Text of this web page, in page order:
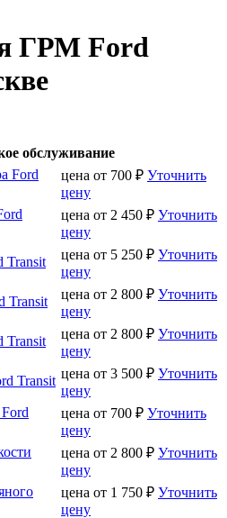
ГРМ Ford
обслуживание
Ford
цена от 700 ₽ Уточнить
цену
цена от 2 450 ₽ Уточнить
цену
Transit
цена от 5 250 ₽ Уточнить
цену
Transit
цена от 2 800 ₽ Уточнить
цену
Transit
цена от 2 800 ₽ Уточнить
цену
Transit цена от 3 500 ₽ Уточнить
цену
цена от 700 ₽ Уточнить
цену
цена от 2 800 ₽ Уточнить
цену
цена от 1 750 ₽ Уточнить
цену